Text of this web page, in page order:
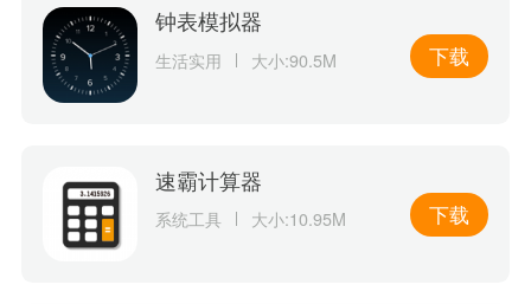
钟表模拟器
生活实用 大小:90.5M 下载
速霸计算器
系统工具 大小:10.95M 下载